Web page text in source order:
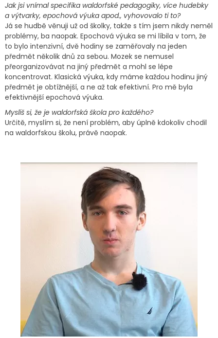
Jak jsi vnímal specifika waldorfské pedagogiky, více hudebky
a výtvarky, epochová výuka apod., vyhovovalo ti to?
Já se hudbě věnuji už od školky, takže s tím jsem nikdy neměl
problémy, ba naopak. Epochová výuka se mi líbila v tom, že
to bylo intenzivní, dvě hodiny se zaměřovaly na jeden
předmět několik dnů za sebou. Mozek se nemusel
přeorganizovávat na jiný předmět a mohl se lépe
koncentrovat. Klasická výuka, kdy máme každou hodinu jiný
předmět je obtížnější, a ne až tak efektivní. Pro mě byla
efektivnější epochová výuka.
Myslíš si, že je waldorfská škola pro každého?
Určitě, myslím si, že není problém, aby úplně kdokoliv chodil
na waldorfskou školu, právě naopak.